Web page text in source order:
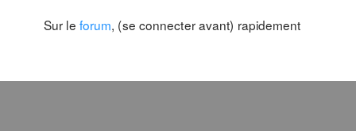
Sur le forum, (se connecter avant) rapidement